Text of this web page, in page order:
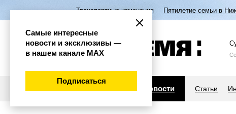
Транспортные изменения Пятилетие семьи в
Новости Статьи
Самые интересные
новости и эксклюзивы —
в нашем канале МАХ
Подписаться